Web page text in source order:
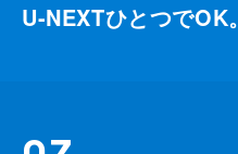
U-NEXTひとつでOK。